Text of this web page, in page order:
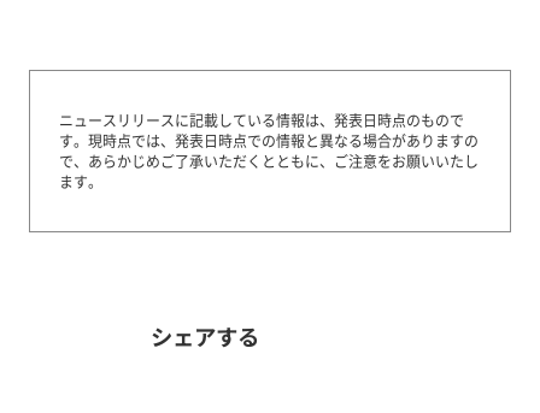
ニュースリリースに記載している情報は、発表日時点のもので
す。 現時点では、発表日時点での情報と異なる場合がありますの
で、あらかじめご了承いただくとともに、ご注意をお願いいたし
ます。
シェアする